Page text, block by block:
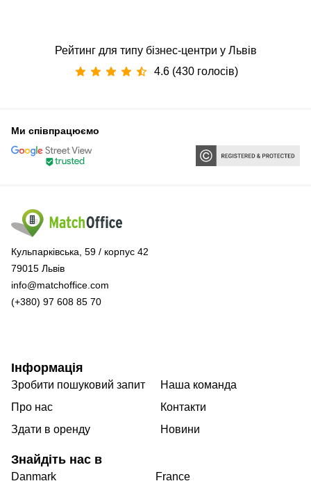
Рейтинг для типу бізнес-центри у Львів
4.6 (430 голосів)
Ми співпрацюємо
Кульпарківська, 59 / корпус 42
79015 Львів
info@matchoffice.com
(+380) 97 608 85 70
Інформація
Зробити пошуковий запит
Про нас
Здати в оренду
Наша команда
Контакти
Новини
Знайдіть нас в
Danmark
France